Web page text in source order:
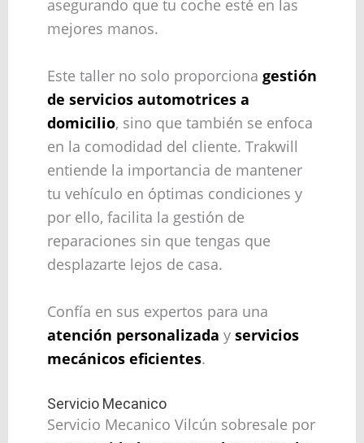
asegurando que tu coche esté en las
mejores manos.
Este taller no solo proporciona gestión
de servicios automotrices a
domicilio, sino que también se enfoca
en la comodidad del cliente. Trakwill
entiende la importancia de mantener
tu vehículo en óptimas condiciones y
por ello, facilita la gestión de
reparaciones sin que tengas que
desplazarte lejos de casa.
Confía en sus expertos para una
atención personalizada y servicios
mecánicos eficientes.
Servicio Mecanico
Servicio Mecanico Vilcún sobresale por